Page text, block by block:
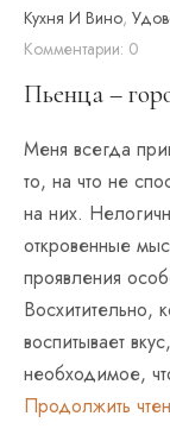
Кухня И Вино,
Комментарии: 0
Пьенца –
Меня всегда
то, на что не
на них.
откровенные
проявления
Восхитительно,
воспитывает
необходимое,
Продолжить